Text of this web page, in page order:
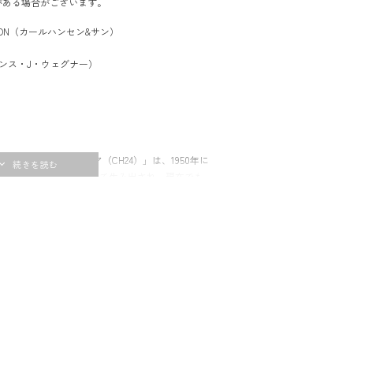
（カールハンセン&サン）
ス・J・ウェグナー）
名作チェア「Yチェア（CH24）」は、1950年に
ス J. ウェグナーによって生み出され、現在でも